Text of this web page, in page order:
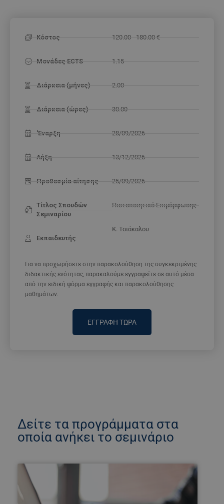
Κόστος
Μονάδες ECTS
Διάρκεια (μήνες)
Διάρκεια (ώρες)
'Εναρξη
Λήξη
Προθεσμία αίτησης
Τίτλος Σπουδών
Σεμιναρίου
Εκπαιδευτής
120.00 - 180.00 €
1.15
2.00
30.00
28/09/2026
13/12/2026
25/09/2026
Πιστοποιητικό Επιμόρφωσης
Κ. Τσιάκαλου
Για να προχωρήσετε στην παρακολούθηση της συγκεκριμένης
διδακτικής ενότητας, παρακαλούμε εγγραφείτε σε αυτό μέσα
από την ειδική φόρμα εγγραφής και παρακολούθησης
μαθημάτων.
ΕΓΓΡΑΦΗ ΤΩΡΑ
Δείτε τα προγράμματα στα
οποία ανήκει το σεμινάριο